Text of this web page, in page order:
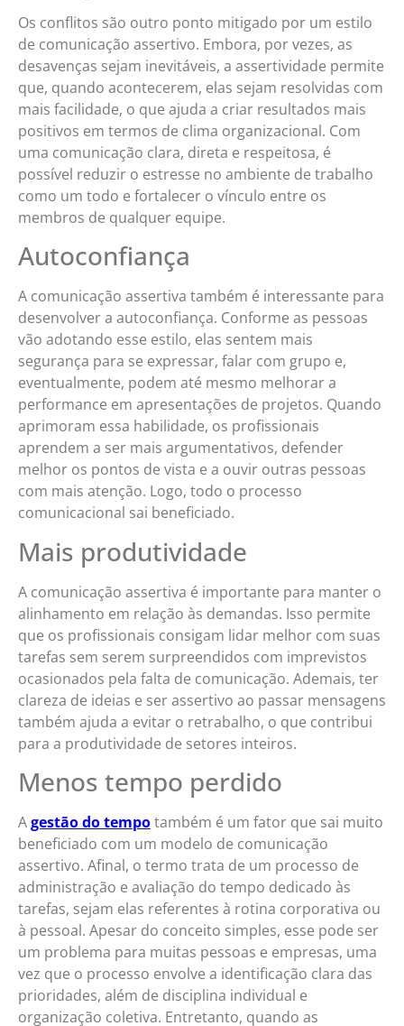
Os conflitos são outro ponto mitigado por um estilo
de comunicação assertivo. Embora, por vezes, as
desavenças sejam inevitáveis, a assertividade permite
que, quando acontecerem, elas sejam resolvidas com
mais facilidade, o que ajuda a criar resultados mais
positivos em termos de clima organizacional. Com
uma comunicação clara, direta e respeitosa, é
possível reduzir o estresse no ambiente de trabalho
como um todo e fortalecer o vínculo entre os
membros de qualquer equipe.
Autoconfiança
A comunicação assertiva também é interessante para
desenvolver a autoconfiança. Conforme as pessoas
vão adotando esse estilo, elas sentem mais
segurança para se expressar, falar com grupo e,
eventualmente, podem até mesmo melhorar a
performance em apresentações de projetos. Quando
aprimoram essa habilidade, os profissionais
aprendem a ser mais argumentativos, defender
melhor os pontos de vista e a ouvir outras pessoas
com mais atenção. Logo, todo o processo
comunicacional sai beneficiado.
Mais produtividade
A comunicação assertiva é importante para manter o
alinhamento em relação às demandas. Isso permite
que os profissionais consigam lidar melhor com suas
tarefas sem serem surpreendidos com imprevistos
ocasionados pela falta de comunicação. Ademais, ter
clareza de ideias e ser assertivo ao passar mensagens
também ajuda a evitar o retrabalho, o que contribui
para a produtividade de setores inteiros.
Menos tempo perdido
Agestão do tempotambém é um fator que sai muito
beneficiado com um modelo de comunicação
assertivo. Afinal, o termo trata de um processo de
administração e avaliação do tempo dedicado às
tarefas, sejam elas referentes à rotina corporativa ou
à pessoal. Apesar do conceito simples, esse pode ser
um problema para muitas pessoas e empresas, uma
vez que o processo envolve a identificação clara das
prioridades, além de disciplina individual e
organização coletiva. Entretanto, quando as